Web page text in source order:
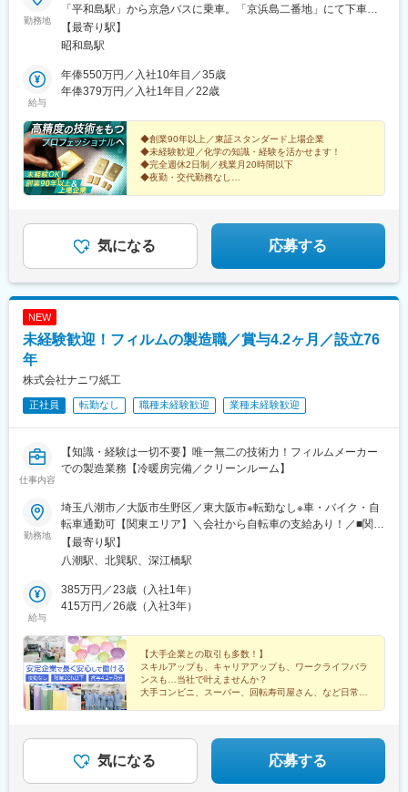
勤務地
「平和島駅」から京急バスに乗車。「京浜島二番地」にて下車
し、徒歩7分。・JR京浜東北線「大森駅」から京急バスに乗車。
「京浜島二番地」にて下車し、徒歩7分。※受動喫煙対策：あり
【最寄り駅】
昭和島駅
給与
年俸550万円／入社10年目／35歳
年俸379万円／入社1年目／22歳
◆創業90年以上／東証スタンダード上場企業
◆未経験歓迎／化学の知識・経験を活かせます！
◆完全週休2日制／残業月20時間以下
◆夜勤・交代勤務なし
技術を身につける。
気になる 応募する
NEW
未経験歓迎！フィルムの製造職／賞与4.2ヶ月／設立76
年
株式会社ナニワ紙工
正社員 転勤なし 職種未経験歓迎 業種未経験歓迎
仕事内容
【知識・経験は一切不要】唯一無二の技術力！フィルムメーカー
での製造業務【冷暖房完備／クリーンルーム】
勤務地
埼玉八潮市／大阪市生野区／東大阪市※転勤なし※車・バイク・自
転車通勤可【関東エリア】＼会社から自転車の支給あり！／■関東
工場埼玉県八潮市木曽根719※車・バイク・自転車通勤OK！※無料
駐輪場・駐車場あり◎【関西エリア】＼駅から2分の好立地！／■
阪府大阪市生野区巽東3-4-39■高井田工場／大阪府東大阪市高井田
西3-9-16※駐輪場あり！自転車通勤OK◎
【最寄り駅】
八潮駅、北巽駅、深江橋駅
給与
385万円／23歳（入社1年）
415万円／26歳（入社3年）
【大手企業との取引も多数！】
スキルアップも、キャリアアップも、ワークライフバラ
ンスも…当社で叶えませんか？
大手コンビニ、スーパー、回転寿司屋さん、など日常で
気になる 応募する